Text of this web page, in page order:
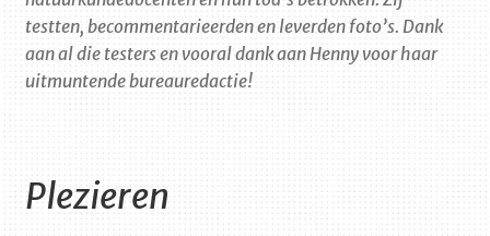
testten, becommentarieerden en leverden foto’s. Dank
aan al die testers en vooral dank aan Henny voor haar
uitmuntende bureauredactie!
Plezieren